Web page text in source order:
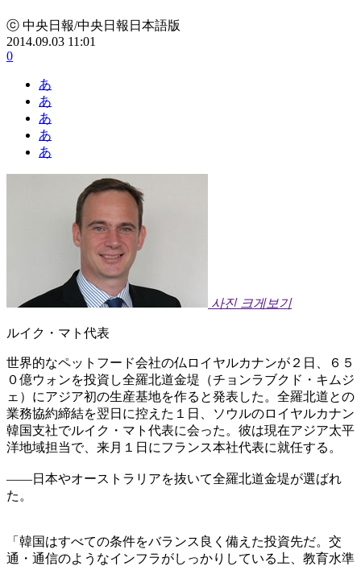
ⓒ 中央日報/中央日報日本語版
2014.09.03 11:01
0
あ
あ
あ
あ
あ
사진 크게보기
ルイク・マト代表
世界的なペットフード会社の仏ロイヤルカナンが２日、６５
０億ウォンを投資し全羅北道金堤（チョンラブクド・キムジ
ェ）にアジア初の生産基地を作ると発表した。全羅北道との
業務協約締結を翌日に控えた１日、ソウルのロイヤルカナン
韓国支社でルイク・マト代表に会った。彼は現在アジア太平
洋地域担当で、来月１日にフランス本社代表に就任する。
――日本やオーストラリアを抜いて全羅北道金堤が選ばれ
た。
「韓国はすべての条件をバランス良く備えた投資先だ。交
通・通信のようなインフラがしっかりしている上、教育水準